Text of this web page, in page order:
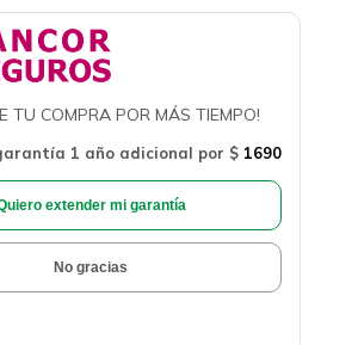
TU COMPRA POR MÁS TIEMPO!
1 año adicional por $ 1690
extender mi garantía
No gracias